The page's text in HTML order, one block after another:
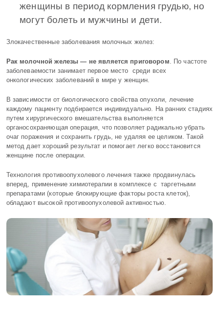
женщины в период кормления грудью, но
могут болеть и мужчины и дети.
Злокачественные заболевания молочных желез:
Рак молочной железы ― не является приговором . По частоте
заболеваемости занимает первое место среди всех
онкологических заболеваний в мире у женщин.
В зависимости от биологического свойства опухоли, лечение
каждому пациенту подбирается индивидуально. На ранних стадиях
путем хирургического вмешательства выполняется
органосохраняющая операция, что позволяет радикально убрать
очаг поражения и сохранить грудь, не удаляя ее целиком. Такой
метод дает хороший результат и помогает легко восстановится
женщине после операции.
Технология противоопухолевого лечения также продвинулась
вперед, применение химиотерапии в комплексе с таргетными
препаратами (которые блокирующие факторы роста клеток),
обладают высокой противоопухолевой активностью.